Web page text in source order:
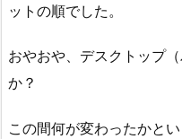
ットの順でした。
おやおや、デスクトップ
か？
この間何が変わったかと